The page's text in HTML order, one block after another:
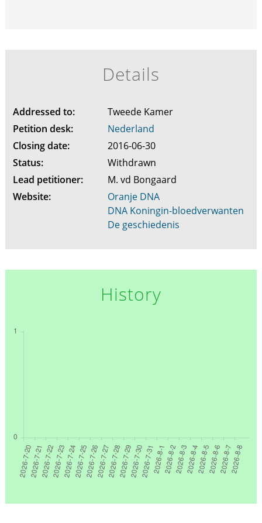
Details
Addressed to:
Tweede Kamer
Petition desk:
Nederland
Closing date:
2016-06-30
Status:
Withdrawn
Lead petitioner:
M. vd Bongaard
Website:
Oranje DNA
DNA Koningin-bloedverwanten
De geschiedenis
History